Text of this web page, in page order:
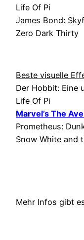
Life Of Pi
James Bond:
Zero Dark Thirty
Beste visuelle
Der Hobbit: Eine
Life Of Pi
Marvel’s The
Prometheus:
Snow White and
Mehr Infos gibt